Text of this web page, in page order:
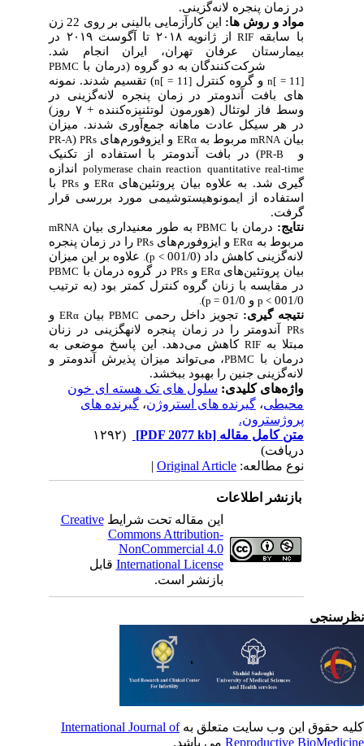
در زمان پنجره لانهگزینی.
مواد و روش ­ها:
این کارآزمایی بالینی بر روی 22 زن
با سابقهRIF
از ژانویه ۲۰۱۸ تا آگوست ۲۰۱۹ در
بیمارستان عرفان تهران، ایران انجام شد.
شرکتکنندگان به دو گروه (درمان باPBMC
11
=
[
n و گروه کنترل ]
11
=
[
n ) تقسیم شدند. نمونه
های بافت آندومتر در زمان پنجره لانهگزینی در
وسط فاز لوتئال (هورمون لوتئنیزه
کننده + ۷ روز)
در هر سیکل عادت ماهانه جمعآوری شدند. میزان
بیانmRNAمربوط بهERαو ایزوفورم هایPRs
(
PR-A
و PR-B) در بافت آندومتر با استفاده از تکنیک
quantitative real-time
polymerase chain reactionاندازه
گیری شد. به علاوه بیان پروتئینهایERαوPRsبا
استفاده از ایمونوهیستوشیمی مورد بررسی قرار
گرفت.
نتایج:درمان باPBMC به طور معنی­داری بیانmRNA
مربوط بهERαو ایزوفورم هایPRsرا در زمان پنجره
لانهگزینی کاهش داد (001/0 >
p
)
.علاوه بر این میزان
بیان پروتئینهایERαو PRsدر گروه درمان باPBMC
در مقایسه با زنان گروه کنترل کمتر بود (به ترتیب
001/0
>
p و 01/0 =
p
)
.
نتیجه ­گیری: تجویز داخل رحمی PBMC بیانERαو
PRsآندومتر را در زمان پنجره لانه­گزینی در زنان
مبتلا بهRIFکاهش می‌دهد. این پاسخ موضعی به
درمان باPBMC، می‌تواند میزان پذیرش آندومتر و
لانهگزینی جنین را بهبود ببخشد.
واژه‌های کلیدی:سلول های تک هسته ای خون
محیطی،گیرنده های استروژن ،گیرنده های
پروژسترون.
متن کامل مقاله[PDF 2077 kb]
(۱۲۹۲
دریافت)
نوع مطالعه:Original Article
|
بازنشر اطلاعات
این مقاله تحت شرایطCreative
Commons Attribution-
NonCommercial 4.0
International Licenseقابل
بازنشر است.
حقوق این وب سایت متعلق بهInternational Journal of
Reproductiveمی باشد.